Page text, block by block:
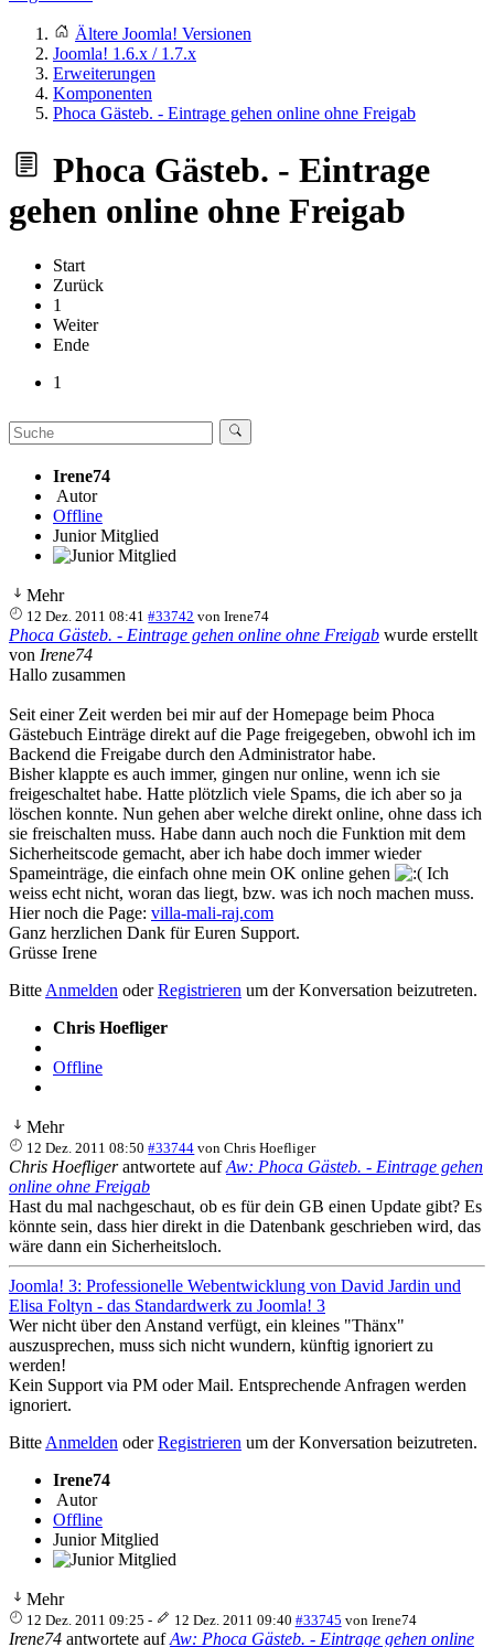
Ältere Joomla! Versionen
Joomla! 1.6.x / 1.7.x
Erweiterungen
Komponenten
Phoca Gästeb. - Eintrage gehen online ohne Freigab
Phoca Gästeb. - Eintrage
gehen online ohne Freigab
Start
Zurück
1
Weiter
Ende
1
Irene74
Autor
Offline
Junior Mitglied
Mehr
12 Dez. 2011 08:41 #33742 vonIrene74
Phoca Gästeb. - Eintrage gehen online ohne Freigab wurde erstellt
von Irene74
Hallo zusammen
Seit einer Zeit werden bei mir auf der Homepage beim Phoca
Gästebuch Einträge direkt auf die Page freigegeben, obwohl ich im
Backend die Freigabe durch den Administrator habe.
Bisher klappte es auch immer, gingen nur online, wenn ich sie
freigeschaltet habe. Hatte plötzlich viele Spams, die ich aber so ja
löschen konnte. Nun gehen aber welche direkt online, ohne dass ich
sie freischalten muss. Habe dann auch noch die Funktion mit dem
Sicherheitscode gemacht, aber ich habe doch immer wieder
Spameinträge, die einfach ohne mein OK online gehen
Ich
weiss echt nicht, woran das liegt, bzw. was ich noch machen muss.
Hier noch die Page: villa-mali-raj.com
Ganz herzlichen Dank für Euren Support.
Grüsse Irene
Bitte Anmelden oderRegistrieren um der Konversation beizutreten.
Chris Hoefliger
Offline
Mehr
12 Dez. 2011 08:50 #33744 vonChris Hoefliger
Chris Hoefligerantwortete aufAw: Phoca Gästeb. - Eintrage gehen
online ohne Freigab
Hast du mal nachgeschaut, ob es für dein GB einen Update gibt? Es
könnte sein, dass hier direkt in die Datenbank geschrieben wird, das
wäre dann ein Sicherheitsloch.
Joomla! 3: Professionelle Webentwicklung von David Jardin und
Elisa Foltyn - das Standardwerk zu Joomla! 3
Wer nicht über den Anstand verfügt, ein kleines "Thänx"
auszusprechen, muss sich nicht wundern, künftig ignoriert zu
werden!
Kein Support via PM oder Mail. Entsprechende Anfragen werden
ignoriert.
Bitte Anmelden oderRegistrieren um der Konversation beizutreten.
Irene74
Autor
Offline
Junior Mitglied
Mehr
12 Dez. 2011 09:25 - 12 Dez. 2011 09:40 #33745 von Irene74
Irene74 antwortete aufAw: Phoca Gästeb. - Eintrage gehen online